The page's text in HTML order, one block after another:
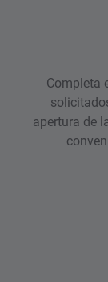
Completa
apertura de